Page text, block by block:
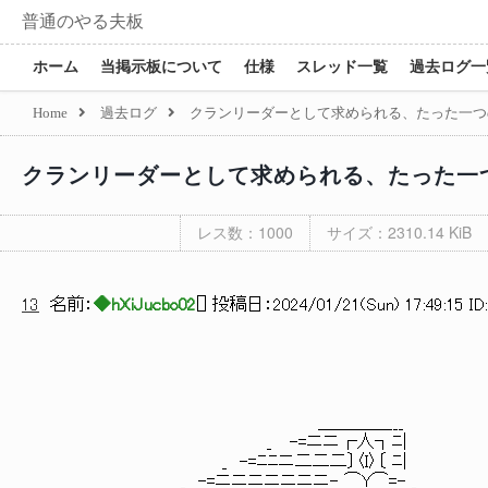
普通のやる夫板
ホーム 当掲示板について 仕様 スレッド一覧 過去ログ
Home 過去ログ クランリーダーとして求められる、たった一
クランリーダーとして求められる、たった一
レス数：1000 サイズ：2310.14 KiB
13 名前： ◆hXiJucbo02 ] 投稿日： 2024/01/21(Sun) 17:49:15
_ -=ニニ┌人┐ﾆ|
_ -=ﾆﾆニ二二二〕〈I〉〔 ﾆ|
_ -=ニニニニニニニ- ⌒Y⌒=- _